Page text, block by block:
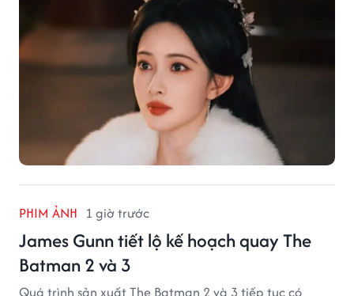
PHIM ẢNH 1 giờ trước
James Gunn tiết lộ kế hoạch quay The
Batman 2 và 3
Quá trình sản xuất The Batman 2 và 3 tiếp tục có